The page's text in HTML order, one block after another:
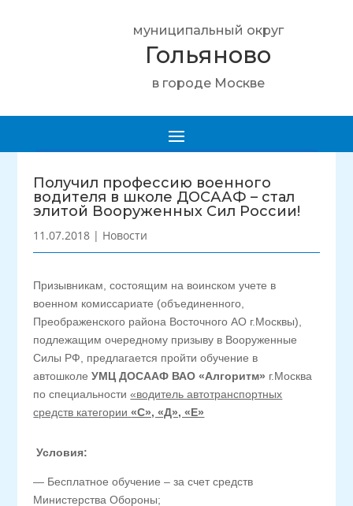
муниципальный округ
Гольяново
в городе Москве
Получил профессию военного
водителя в школе ДОСААФ – стал
элитой Вооруженных Сил России!
11.07.2018 | Новости
Призывникам, состоящим на воинском учете в
военном комиссариате (объединенного,
Преображенского района Восточного АО г.Москвы),
подлежащим очередному призыву в Вооруженные
Силы РФ, предлагается пройти обучение в
автошколеУМЦ ДОСААФ ВАО «Алгоритм» г.Москва
по специальности«водитель автотранспортных
средств категории«С», «Д», «Е»
Условия:
— Бесплатное обучение – за счет средств
Министерства Обороны;